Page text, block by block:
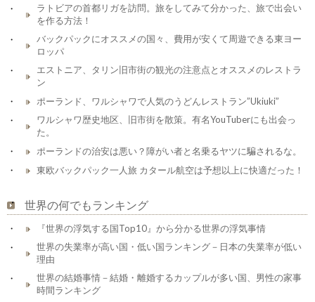
ラトビアの首都リガを訪問。旅をしてみて分かった、旅で出会い
を作る方法！
バックパックにオススメの国々、費用が安くて周遊できる東ヨー
ロッパ
エストニア、タリン旧市街の観光の注意点とオススメのレストラ
ン
ポーランド、ワルシャワで人気のうどんレストラン”Ukiuki”
ワルシャワ歴史地区、旧市街を散策。有名YouTuberにも出会っ
た。
ポーランドの治安は悪い？障がい者と名乗るヤツに騙されるな。
東欧バックパック一人旅 カタール航空は予想以上に快適だった！
世界の何でもランキング
『世界の浮気する国Top10』から分かる世界の浮気事情
世界の失業率が高い国・低い国ランキング－日本の失業率が低い
理由
世界の結婚事情－結婚・離婚するカップルが多い国、男性の家事
時間ランキング